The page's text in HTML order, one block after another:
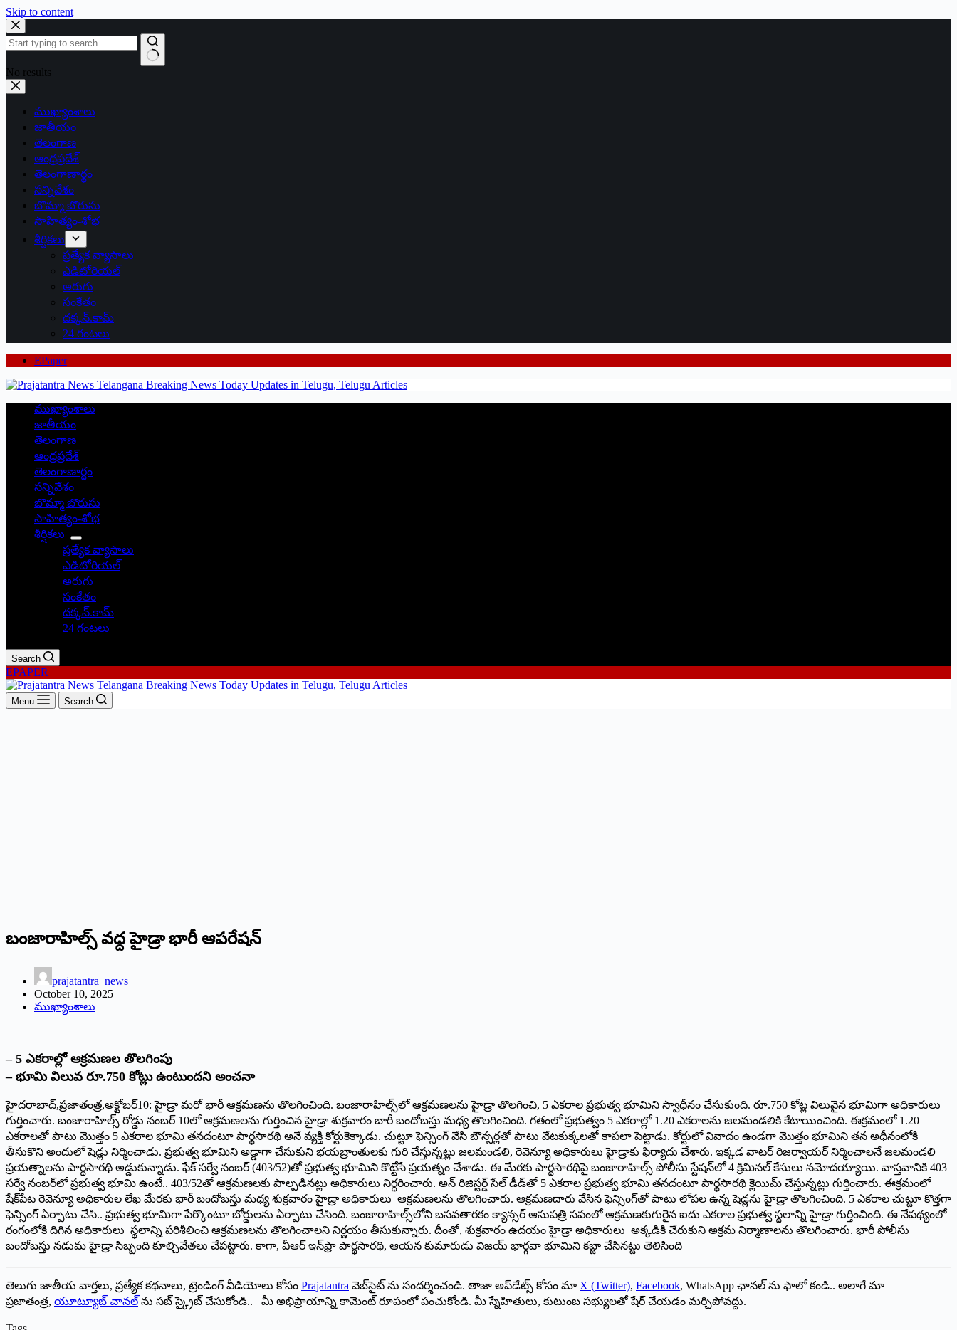
Skip to content
No results
ముఖ్యాంశాలు
జాతీయం
తెలంగాణ
ఆంధ్రప్రదేశ్
తెలంగాణార్థం
సన్నివేశం
బొమ్మా బొరుసు
సాహిత్యం-శోభ
శీర్షికలు
ప్రత్యేక వ్యాసాలు
ఎడిటోరియల్
అరుగు
సంకేతం
దక్కన్.కామ్
24 గంటలు
EPaper
ముఖ్యాంశాలు
జాతీయం
తెలంగాణ
ఆంధ్రప్రదేశ్
తెలంగాణార్థం
సన్నివేశం
బొమ్మా బొరుసు
సాహిత్యం-శోభ
శీర్షికలు
ప్రత్యేక వ్యాసాలు
ఎడిటోరియల్
అరుగు
సంకేతం
దక్కన్.కామ్
24 గంటలు
Search
EPAPER
Menu Search
బంజారాహిల్స్ ‌వద్ద హైడ్రా భారీ ఆపరేషన్‌
prajatantra_news
October 10, 2025
ముఖ్యాంశాలు
– 5 ఎకరాల్లో ఆక్రమణల తొలగింపు
– భూమి విలువ రూ.750 కోట్లు ఉంటుందని అంచనా
హైదరాబాద్‌,‌ప్రజాతంత్ర,అక్టోబర్‌10: ‌హైడ్రా మరో భారీ ఆక్రమణను తొలగించింది. బంజారాహిల్స్‌లో ఆక్రమణలను హైడ్రా తొలగించి, 5 ఎకరాల ప్రభుత్వ భూమిని స్వాధీనం చేసుకుంది. రూ.750 కోట్ల విలువైన భూమిగా అధికారులు
గుర్తించారు. బంజారాహిల్స్ ‌రోడ్డు నంబర్‌ 10‌లో ఆక్రమణలను గుర్తించిన హైడ్రా శుక్రవారం బారీ బందోబస్తు మధ్య తొలగించింది. గతంలో ప్రభుత్వం 5 ఎకరాల్లో 1.20 ఎకరాలను జలమండలికి కేటాయించింది. ఈక్రమంలో 1.20
ఎకరాలతో పాటు మొత్తం 5 ఎకరాల భూమి తనదంటూ పార్థసారథి అనే వ్యక్తి కోర్టుకెక్కాడు. చుట్టూ ఫెన్సింగ్‌ ‌వేసి బౌన్సర్లతో పాటు వేటకుక్కలతో కాపలా పెట్టాడు. కోర్టులో వివాదం ఉండగా మొత్తం భూమిని తన అధీనంలోకి
తీసుకొని అందులో షెడ్లు నిర్మించాడు. ప్రభుత్వ భూమిని అడ్డాగా చేసుకుని భయబ్రాంతులకు గురి చేస్తున్నట్లు జలమండలి, రెవెన్యూ అధికారులు హైడ్రాకు ఫిర్యాదు చేశారు. ఇక్కడ వాటర్‌ ‌రిజర్వాయర్‌ ‌నిర్మించాలనే జలమండలి
ప్రయత్నాలను పార్థసారథి అడ్డుకున్నాడు. ఫేక్‌ ‌సర్వే నంబర్‌ (403/52)‌తో ప్రభుత్వ భూమిని కొట్టేసే ప్రయత్నం చేశాడు. ఈ మేరకు పార్థసారథిపై బంజారాహిల్స్ ‌పోలీసు స్టేషన్‌లో 4 క్రిమినల్‌ ‌కేసులు నమోదయ్యాయి. వాస్తవానికి 403
సర్వే నంబర్‌లో ప్రభుత్వ భూమి ఉంటే.. 403/52తో ఆక్రమణలకు పాల్పడినట్లు అధికారులు నిర్ధరించారు. అన్‌ ‌రిజిస్టర్డ్ ‌సేల్‌ ‌డీడ్‌తో 5 ఎకరాల ప్రభుత్వ భూమి తనదంటూ పార్థసారథి క్లెయిమ్‌ ‌చేస్తున్నట్లు గుర్తించారు. ఈక్రమంలో
షేక్‌పేట రెవెన్యూ అధికారుల లేఖ మేరకు భారీ బందోబస్తు మధ్య శుక్రవారం హైడ్రా అధికారులు ఆక్రమణలను తొలగించారు. ఆక్రమణదారు వేసిన ఫెన్సింగ్‌తో పాటు లోపల ఉన్న షెడ్లను హైడ్రా తొలగించింది. 5 ఎకరాల చుట్టూ కొత్తగా
ఫెన్సింగ్‌ ఏర్పాటు చేసి.. ప్రభుత్వ భూమిగా పేర్కొంటూ బోర్డులను ఏర్పాటు చేసింది. బంజారాహిల్స్‌లోని బసవతారకం క్యాన్సర్‌ ఆసుపత్రి సపంలో ఆక్రమణకుగురైన ఐదు ఎకరాల ప్రభుత్వ స్థలాన్ని హైడ్రా గుర్తించింది. ఈ నేపథ్యంలో
రంగంలోకి దిగిన అధికారులు స్థలాన్ని పరిశీలించి ఆక్రమణలను తొలగించాలని నిర్ణయం తీసుకున్నారు. దీంతో, శుక్రవారం ఉదయం హైడ్రా అధికారులు అక్కడికి చేరుకుని అక్రమ నిర్మాణాలను తొలగించారు. భారీ పోలీసు
బందోబస్తు నడుమ హైడ్రా సిబ్బంది కూల్చివేతలు చేపట్టారు. కాగా, వీఆర్‌ ఇన్‌‌ఫ్రా పార్థసారథి, ఆయన కుమారుడు విజయ్‌ ‌భార్గవా భూమిని కబ్జా చేసినట్టు తెలిసింది
తెలుగు జాతీయ వార్తలు, ప్రత్యేక కథనాలు, ట్రెండింగ్ వీడియోలు కోసం Prajatantra వెబ్‌సైట్ ను సందర్శించండి. తాజా అప్‌డేట్స్ కోసం మా X (Twitter), Facebook, WhatsApp ఛానల్ ను ఫాలో కండి.. అలాగే మా
ప్రజాతంత్ర, యూట్యూబ్ చానల్ ను సబ్ స్క్రైబ్ చేసుకోండి.. మీ అభిప్రాయాన్ని కామెంట్ రూపంలో పంచుకోండి. మీ స్నేహితులు, కుటుంబ సభ్యులతో షేర్ చేయడం మర్చిపోవద్దు.